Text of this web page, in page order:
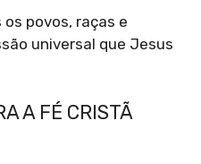
povos, raças e
universal que Jesus
A FÉ CRISTÃ